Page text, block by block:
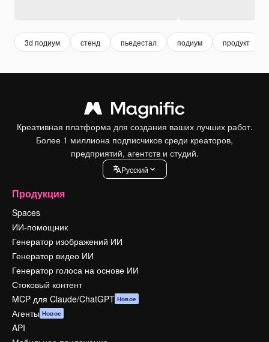
3d подиум стенд пьедестал подиум продукт
Креативная платформа для создания ваших лучших работ.
Более 1 миллиона подписчиков среди креаторов,
предприятий, агентств и студий.
Pусский
Продукция
Spaces
ИИ-помощник
Генератор изображений ИИ
Генератор видео ИИ
Генератор голоса на основе ИИ
Стоковый контент
MCP для Claude/ChatGPT Новое
Агенты Новое
API